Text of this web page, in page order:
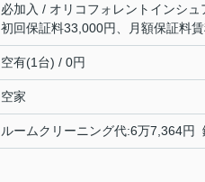
必加入 / オリコフォレントインシュ
初回保証料33,000円、月額保証料
空有(1台) / 0円
空家
ルームクリーニング代:6万7,364円